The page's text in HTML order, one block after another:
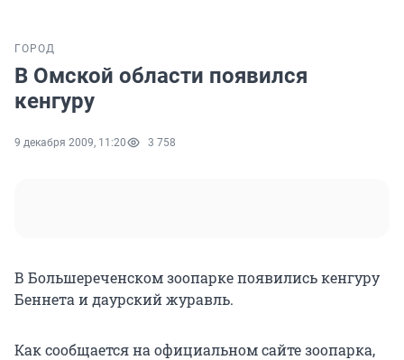
ГОРОД
В Омской области появился
кенгуру
9 декабря 2009, 11:20 3 758
В Большереченском зоопарке появились кенгуру
Беннета и даурский журавль.
Как сообщается на официальном сайте зоопарка,